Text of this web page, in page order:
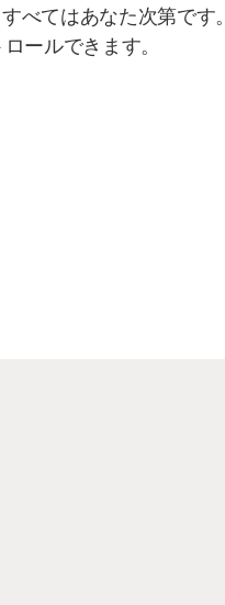
べてはあなた次第です。
ールできます。